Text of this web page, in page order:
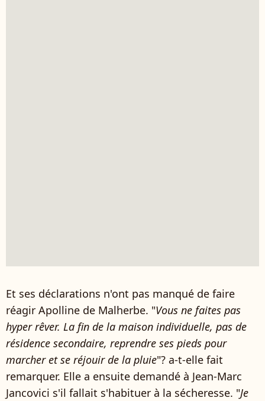
Et ses déclarations n'ont pas manqué de faire
réagir Apolline de Malherbe. "Vous ne faites pas
hyper rêver. La fin de la maison individuelle, pas de
résidence secondaire, reprendre ses pieds pour
marcher et se réjouir de la pluie"? a-t-elle fait
remarquer. Elle a ensuite demandé à Jean-Marc
Jancovici s'il fallait s'habituer à la sécheresse. "Je